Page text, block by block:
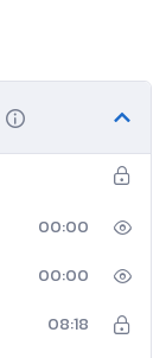
00:00
00:00
08:18